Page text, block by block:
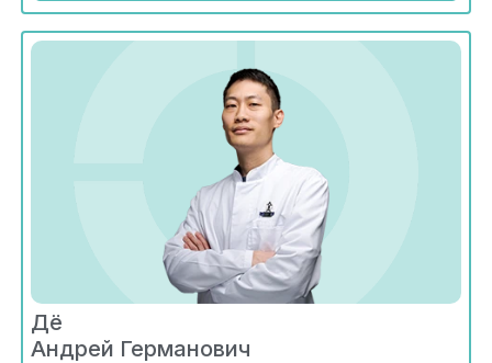
Дё
Андрей Германович